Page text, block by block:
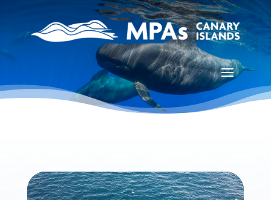
Reproductor
de